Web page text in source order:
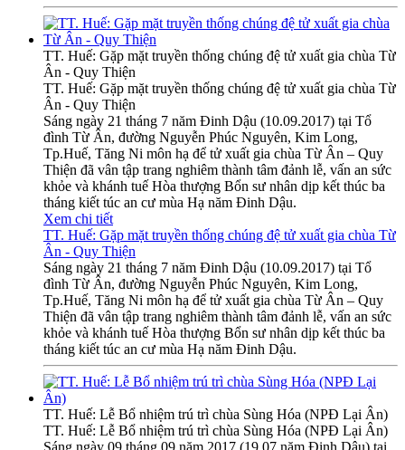
TT. Huế: Gặp mặt truyền thống chúng đệ tử xuất gia chùa Từ
Ân - Quy Thiện
TT. Huế: Gặp mặt truyền thống chúng đệ tử xuất gia chùa Từ
Ân - Quy Thiện
Sáng ngày 21 tháng 7 năm Đinh Dậu (10.09.2017) tại Tổ
đình Từ Ân, đường Nguyễn Phúc Nguyên, Kim Long,
Tp.Huế, Tăng Ni môn hạ để tử xuất gia chùa Từ Ân – Quy
Thiện đã vân tập trang nghiêm thành tâm đảnh lễ, vấn an sức
khỏe và khánh tuế Hòa thượng Bổn sư nhân dịp kết thúc ba
tháng kiết túc an cư mùa Hạ năm Đinh Dậu.
Xem chi tiết
TT. Huế: Gặp mặt truyền thống chúng đệ tử xuất gia chùa Từ
Ân - Quy Thiện
Sáng ngày 21 tháng 7 năm Đinh Dậu (10.09.2017) tại Tổ
đình Từ Ân, đường Nguyễn Phúc Nguyên, Kim Long,
Tp.Huế, Tăng Ni môn hạ để tử xuất gia chùa Từ Ân – Quy
Thiện đã vân tập trang nghiêm thành tâm đảnh lễ, vấn an sức
khỏe và khánh tuế Hòa thượng Bổn sư nhân dịp kết thúc ba
tháng kiết túc an cư mùa Hạ năm Đinh Dậu.
TT. Huế: Lễ Bổ nhiệm trú trì chùa Sùng Hóa (NPĐ Lại Ân)
TT. Huế: Lễ Bổ nhiệm trú trì chùa Sùng Hóa (NPĐ Lại Ân)